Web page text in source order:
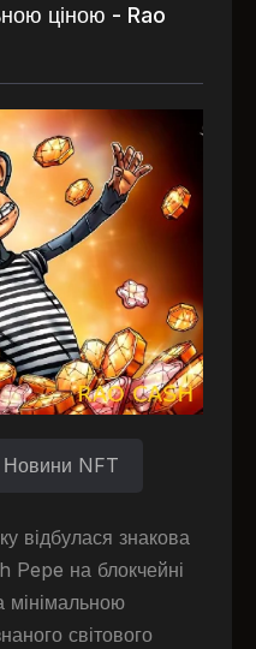
ціною - Rao
Новини NFT
відбулася знакова
Pepe на блокчейні
мінімальною
світового